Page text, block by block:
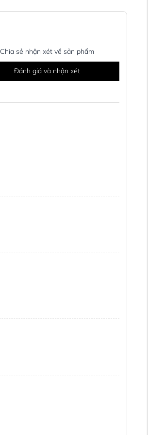
Chia sẻ nhận xét về sản phẩm
Đánh giá và nhận xét